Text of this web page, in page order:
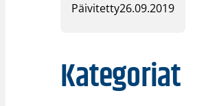
Päivitetty26.09.2019
Kategoriat